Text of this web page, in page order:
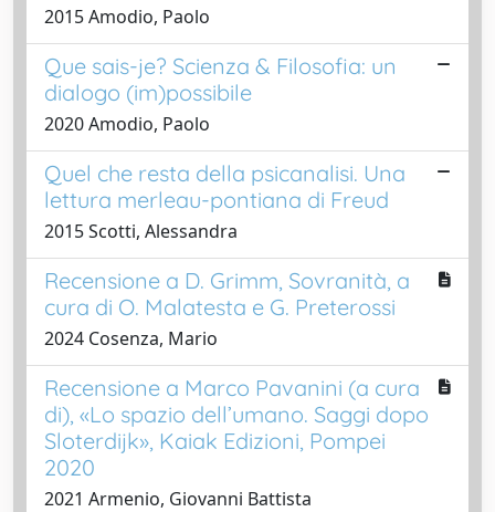
2015 Amodio, Paolo
Que sais-je? Scienza & Filosofia: un
dialogo (im)possibile
2020 Amodio, Paolo
Quel che resta della psicanalisi. Una
lettura merleau-pontiana di Freud
2015 Scotti, Alessandra
Recensione a D. Grimm, Sovranità, a
cura di O. Malatesta e G. Preterossi
2024 Cosenza, Mario
Recensione a Marco Pavanini (a cura
di), «Lo spazio dell’umano. Saggi dopo
Sloterdijk», Kaiak Edizioni, Pompei
2020
2021 Armenio, Giovanni Battista